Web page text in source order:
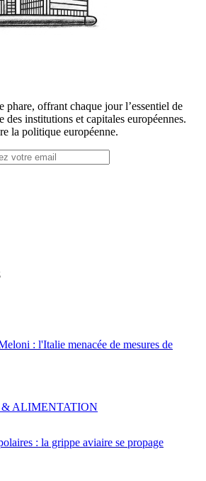
phare, offrant chaque jour l’essentiel de
des institutions et capitales européennes.
la politique européenne.
: l'Italie menacée de mesures de
: la grippe aviaire se propage
ALIMENTATION